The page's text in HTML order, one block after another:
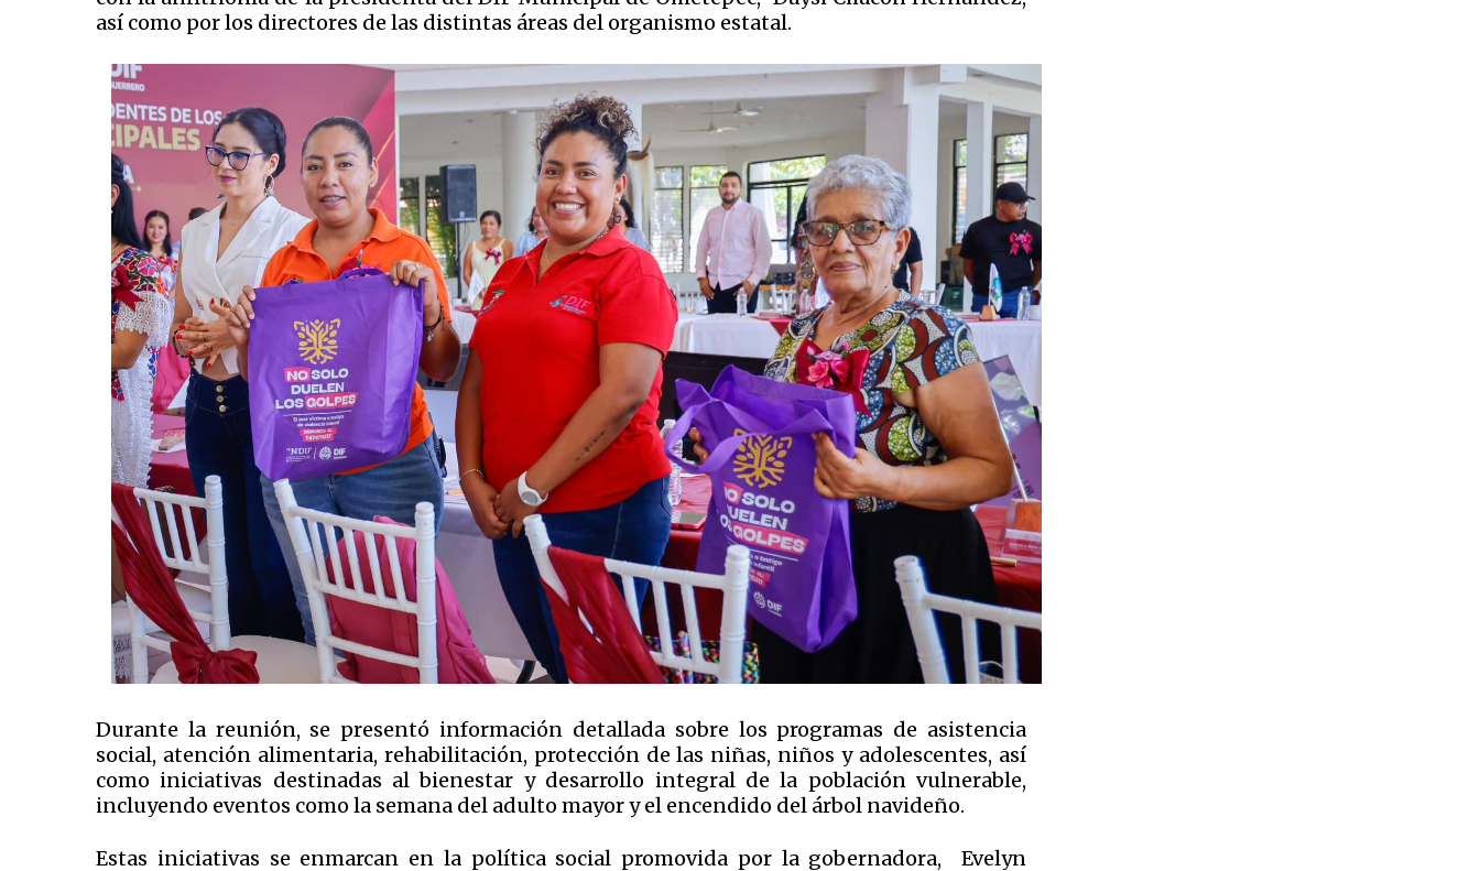
así como por los directores de las distintas áreas del organismo estatal.
Durante la reunión, se presentó información detallada sobre los programas de asistencia
social, atención alimentaria, rehabilitación, protección de las niñas, niños y adolescentes, así
como iniciativas destinadas al bienestar y desarrollo integral de la población vulnerable,
incluyendo eventos como la semana del adulto mayor y el encendido del árbol navideño.
Estas iniciativas se enmarcan en la política social promovida por la gobernadora, Evelyn